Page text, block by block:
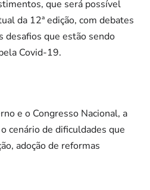
que será possível
da 12ª edição, com debates
desafios que estão sendo
Covid-19.
e o Congresso Nacional, a
cenário de dificuldades que
adoção de reformas